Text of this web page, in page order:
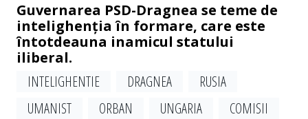
Guvernarea PSD-Dragnea se teme de
intelighenția în formare, care este
întotdeauna inamicul statului
iliberal.
INTELIGHENTIE
DRAGNEA
RUSIA
UMANIST
ORBAN UNGARIA
COMISII